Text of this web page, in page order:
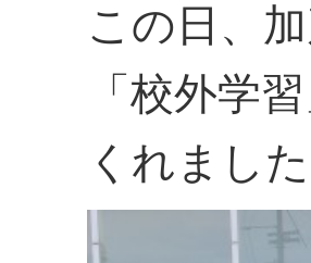
この日、
「校外学
くれました